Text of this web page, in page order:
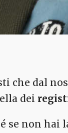
che dal
dei
se non hai